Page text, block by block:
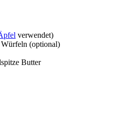
verwendet)
Würfeln (optional)
Butter